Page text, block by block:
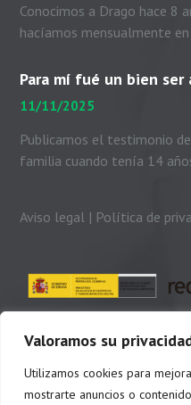
Valoramos su
Utilizamos cookies para
mostrarte anuncios o
Conocimos a Drago hace 8
hacíamos mensualmente
Para mí fué un bien ser
11/11/2025
Publicamos el testimonio
familia cuando tenía 14
Aviso legal | Política de